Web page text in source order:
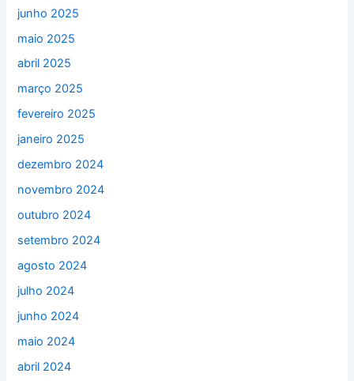
junho 2025
maio 2025
abril 2025
março 2025
fevereiro 2025
janeiro 2025
dezembro 2024
novembro 2024
outubro 2024
setembro 2024
agosto 2024
julho 2024
junho 2024
maio 2024
abril 2024